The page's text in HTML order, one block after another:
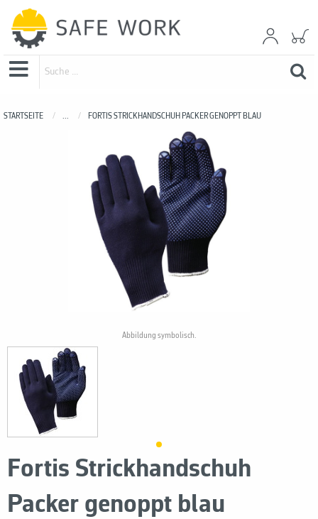
STARTSEITE ... FORTIS STRICKHANDSCHUH PACKER GENOPPT BLAU
Fortis Strickhandschuh
Packer genoppt blau
Abbildung symbolisch.